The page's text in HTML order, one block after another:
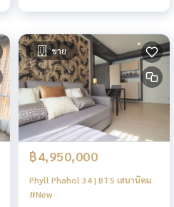
ขาย
฿4,950,000
Phyll Phahol 34 | BTS เสนานิคม
#New